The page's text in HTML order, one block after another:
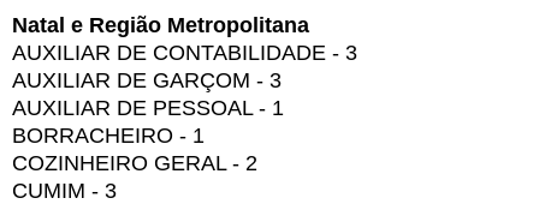
Natal e Região Metropolitana
AUXILIAR DE CONTABILIDADE - 3
AUXILIAR DE GARÇOM - 3
AUXILIAR DE PESSOAL - 1
BORRACHEIRO - 1
COZINHEIRO GERAL - 2
CUMIM - 3